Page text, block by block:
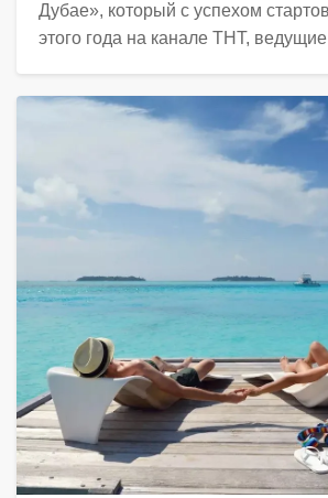
Дубае», который с успехом
этого года на канале ТНТ,